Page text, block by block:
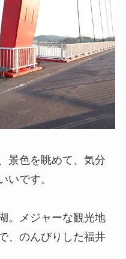
景色を眺めて、気分
いです。
。メジャーな観光地
、のんびりした福井